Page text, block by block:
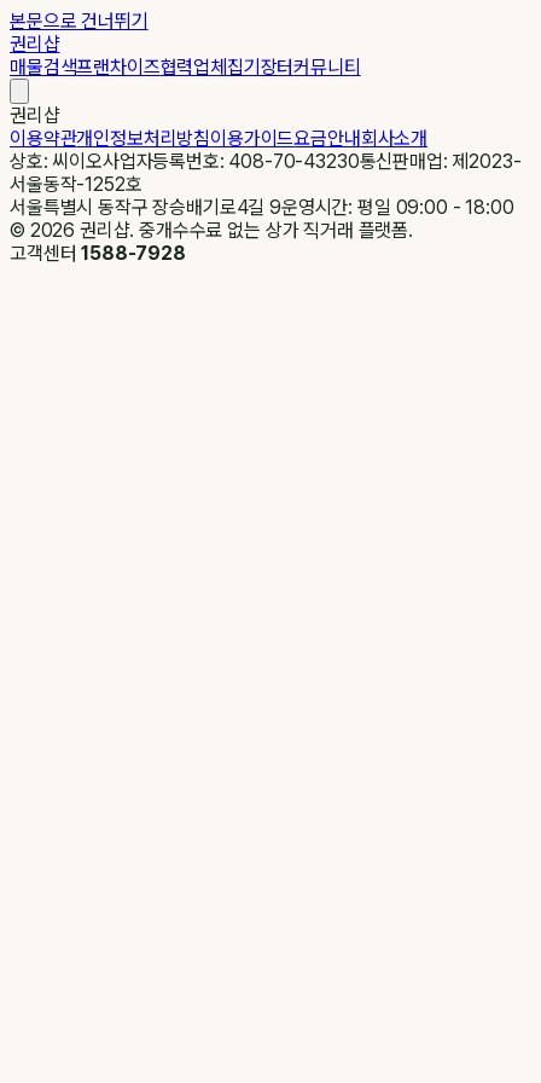
본문으로 건너뛰기
권리샵
매물검색프랜차이즈협력업체집기장터커뮤니티
권리샵
이용약관개인정보처리방침이용가이드요금안내회사소개
상호: 씨이오사업자등록번호: 408-70-43230통신판매업: 제2023-
서울동작-1252호
서울특별시 동작구 장승배기로4길 9운영시간: 평일 09:00 - 18:00
© 2026 권리샵. 중개수수료 없는 상가 직거래 플랫폼.
고객센터1588-7928